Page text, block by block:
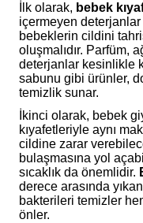
İlk olarak, bebek
içermeyen
bebeklerin cildini
oluşmalıdır. Parfüm,
deterjanlar kesinlikle
sabunu gibi ürünler,
temizlik sunar.
İkinci olarak, bebek
kıyafetleriyle aynı
cildine zarar
bulaşmasına yol
sıcaklık da önemlidir.
derece arasında
bakterileri temizler
önler.